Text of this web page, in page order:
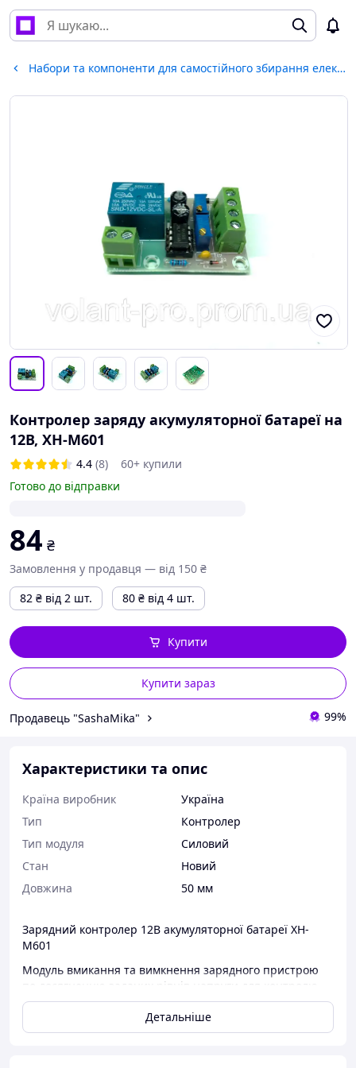
Набори та компоненти для самостійного збирання електроніки
Контролер заряду акумуляторної батареї на
12В, XH-M601
4.4 (8)
60+ купили
Готово до відправки
84 ₴
Замовлення у продавця — від 150 ₴
82 ₴ від 2 шт. 80 ₴ від 4 шт.
Купити зараз
Купити
Продавець "SashaMika" 99%
Характеристики та опис
Країна виробник
Україна
Тип
Контролер
Тип модуля
Силовий
Стан
Новий
Довжина
50 мм
Зарядний контролер 12В акумуляторної батареї XH-
M601
Модуль вмикання та вимкнення зарядного пристрою
по досягненню заданих рівнів напруги для контролю
заряду автомобільного 12 вольтового акумулятора.
Контролер призначений для автоматичного
Детальніше